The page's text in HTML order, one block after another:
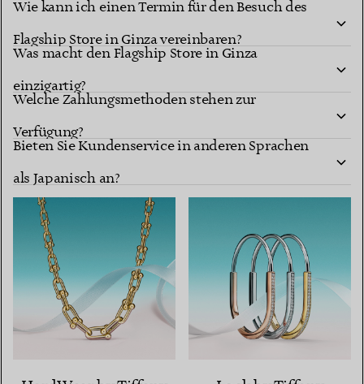
Wie kann ich einen Termin für den Besuch des
Flagship Store in Ginza vereinbaren?
Was macht den Flagship Store in Ginza
einzigartig?
Welche Zahlungsmethoden stehen zur
Verfügung?
Bieten Sie Kundenservice in anderen Sprachen
als Japanisch an?